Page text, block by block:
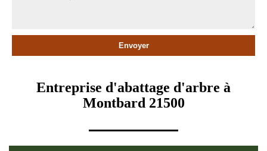
Entreprise d'abattage d'arbre à
Montbard 21500